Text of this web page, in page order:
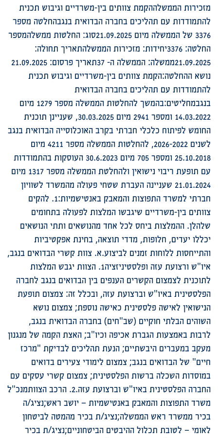
מזכירות הממשלההקמת צוותים בין-משרדיים וגיבוש תכנית
להתמודדות עם תהליכים בחברה הבדואית בנגבהחלטה מספר
3376 של הממשלה מיום 21.09.2025סוג: החלטות ממשלהמספר
החלטה: 3376יחידות: מזכירות הממשלהתאריך תחולה:
21.09.2025ממשלה: הממשלה ה- 37תאריך פרסום: 21.09.2025
נושא ההחלטה:הקמת צוותים בין-משרדיים וגיבוש תכנית
להתמודדות עם תהליכים בחברה הבדואית
בנגבמחליטים:בהמשך להחלטות הממשלה מספר 1279 מיום
14.03.2022 ומספר 2941 מיום 30.03.2025, שעניינן תוכנית
החומש לפיתוח כלכלי חברתי בקרב האוכלוסייה הבדואית בנגב
לשנים 2026-2022, להחלטות הממשלה מספר 4211 מיום
25.10.2018 ומספר 705 מיום 30.6.2023 העוסקות בהתמודדות
עם תופעת ריבוי נישואין ולהחלטת הממשלה מספר 1317 מיום
21.01.2024 שעניינה העברת שטחי פעולה מהמשרד לשוויון
חברתי למשרד התפוצות והמאבק באנטישמיות:1. להקים
צוותים בין-משרדיים שיגבשו המלצות לפעולה בתחומים
שלהלן. ההמלצות ביחס לכל אחד מהנושאים ותתי הנושאים
יכללו יעדים, חלופות, מדדי תוצאה, בחינת אפקטיביות
והתייחסות ללוחות זמנים לביצוע.א. צוות קשרי הבדואים בנגב,
איו"ש ורצועת עזה ופלסטיניזציה1. הצוות יגבש המלצות
לתוכנית לצמצום הקשרים הענפים בין הבדואים בנגב לחברה
הפלסטינית באיו"ש וברצועת עזה, ובכלל זה: צמצום תופעת
הנישואין לאישה פלסטינית כאישה נוספת; צמצום נושא
השוהים הבלתי חוקיים (שב"חים) בחברה הבדואית בנגב,
לרבות באמצעות הגברת אכיפה וכיו"ב; האצת הקמה של מנגנון
מעקב במעברים היבשתיים; הנעת תהליכים לבדיקת "מרכז
חיים" של הבדואים בנגב; צמצום לימודי צעירים בדואים
במוסדות השכלה ברשות הפלסטינית; צמצום קשרי עסקים עם
החברה הפלסטינית באיו"ש וברצועת עזה.2. הרכב הצוותמנכ"ל
משרד התפוצות והמאבק באנטישמיות – יושב ראש;נציג/ה
בכיר ממשרד ראש הממשלה;נציג/ת בכיר מהמטה לביטחון
לאומי – לטובת תכלול ההיבטים הביטחוניים;נציג/ת בכיר